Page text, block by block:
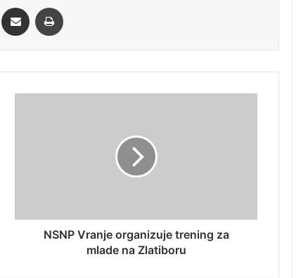
Messenger
Share via Email
NSNP Vranje organizuje trening za
mlade na Zlatiboru